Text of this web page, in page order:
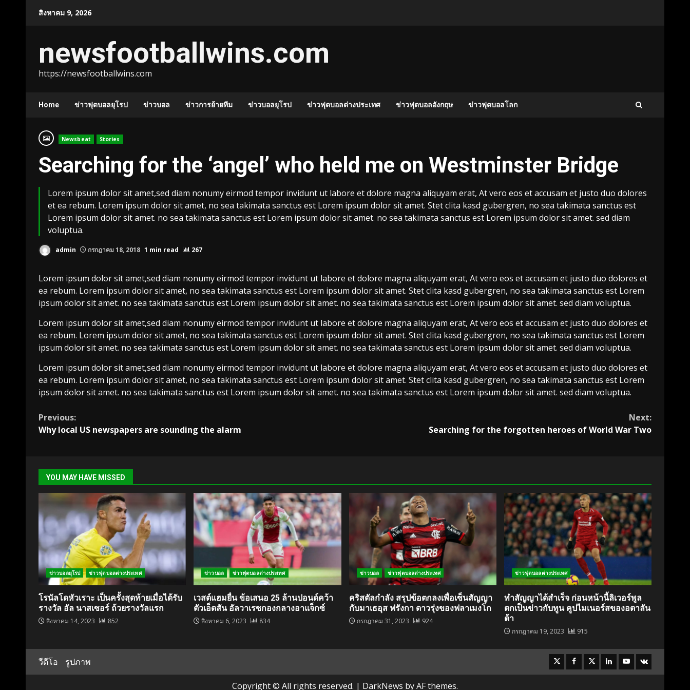
สิงหาคม 9, 2026
newsfootballwins.com
https://newsfootballwins.com
Home ข่าวฟุตบอลยุโรป ข่าวบอล ข่าวการย้ายทีม ข่าวบอลยุโรป ข่าวฟุตบอลต่างประเทศ ข่าวฟุตบอลอังกฤษ ข่าวฟุตบอลโลก
Newsbeat Stories
Searching for the ‘angel’ who held me on Westminster Bridge
Lorem ipsum dolor sit amet,sed diam nonumy eirmod tempor invidunt ut labore et dolore magna aliquyam erat, At vero eos et accusam et justo duo dolores
et ea rebum. Lorem ipsum dolor sit amet, no sea takimata sanctus est Lorem ipsum dolor sit amet. Stet clita kasd gubergren, no sea takimata sanctus est
Lorem ipsum dolor sit amet. no sea takimata sanctus est Lorem ipsum dolor sit amet. no sea takimata sanctus est Lorem ipsum dolor sit amet. sed diam
voluptua.
admin กรกฎาคม 18, 2018 1 min read 267
Lorem ipsum dolor sit amet,sed diam nonumy eirmod tempor invidunt ut labore et dolore magna aliquyam erat, At vero eos et accusam et justo duo dolores et
ea rebum. Lorem ipsum dolor sit amet, no sea takimata sanctus est Lorem ipsum dolor sit amet. Stet clita kasd gubergren, no sea takimata sanctus est Lorem
ipsum dolor sit amet. no sea takimata sanctus est Lorem ipsum dolor sit amet. no sea takimata sanctus est Lorem ipsum dolor sit amet. sed diam voluptua.
Lorem ipsum dolor sit amet,sed diam nonumy eirmod tempor invidunt ut labore et dolore magna aliquyam erat, At vero eos et accusam et justo duo dolores et
ea rebum. Lorem ipsum dolor sit amet, no sea takimata sanctus est Lorem ipsum dolor sit amet. Stet clita kasd gubergren, no sea takimata sanctus est Lorem
ipsum dolor sit amet. no sea takimata sanctus est Lorem ipsum dolor sit amet. no sea takimata sanctus est Lorem ipsum dolor sit amet. sed diam voluptua.
Lorem ipsum dolor sit amet,sed diam nonumy eirmod tempor invidunt ut labore et dolore magna aliquyam erat, At vero eos et accusam et justo duo dolores et
ea rebum. Lorem ipsum dolor sit amet, no sea takimata sanctus est Lorem ipsum dolor sit amet. Stet clita kasd gubergren, no sea takimata sanctus est Lorem
ipsum dolor sit amet. no sea takimata sanctus est Lorem ipsum dolor sit amet. no sea takimata sanctus est Lorem ipsum dolor sit amet. sed diam voluptua.
Continue
Reading
Previous:
Why local US newspapers are sounding the alarm
Next:
Searching for the forgotten heroes of World War Two
YOU MAY HAVE MISSED
ข่าวบอลยุโรป ข่าวฟุตบอลต่างประเทศ
โรนัลโดหัวเราะ เป็นครั้งสุดท้ายเมื่อได้รับ
รางวัล อัล นาสเซอร์ ถ้วยรางวัลแรก
สิงหาคม 14, 2023 852
ข่าวบอล ข่าวฟุตบอลต่างประเทศ
เวสต์แฮมยื่น ข้อเสนอ 25 ล้านปอนด์คว้า
ตัวเอ็ดสัน อัลวาเรซกองกลางอาแจ็กซ์
สิงหาคม 6, 2023 834
ข่าวบอล ข่าวฟุตบอลต่างประเทศ
คริสตัลกำลัง สรุปข้อตกลงเพื่อเซ็นสัญญา
กับมาเธอุส ฟรังกา ดาวรุ่งของฟลาเมงโก
กรกฎาคม 31, 2023 924
ข่าวฟุตบอลต่างประเทศ
ทำสัญญาได้สำเร็จ ก่อนหน้านี้ลิเวอร์พูล
ตกเป็นข่าวกับทูน คูปไมเนอร์สของอตาลัน
ต้า
กรกฎาคม 19, 2023 915
วีดีโอ รูปภาพ InstagramFacebook
TwitterLinkedinYoutube
VK
Copyright © All rights reserved. | DarkNews by AF themes.